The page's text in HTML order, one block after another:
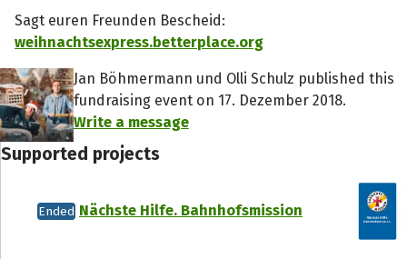
Sagt euren Freunden Bescheid:
weihnachtsexpress.betterplace.org
Jan Böhmermann und Olli Schulz published this
fundraising event on 17. Dezember 2018.
Write a message
Supported projects
Ended Nächste Hilfe. Bahnhofsmission